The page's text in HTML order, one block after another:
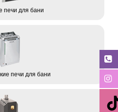
печи для бани
печи для бани